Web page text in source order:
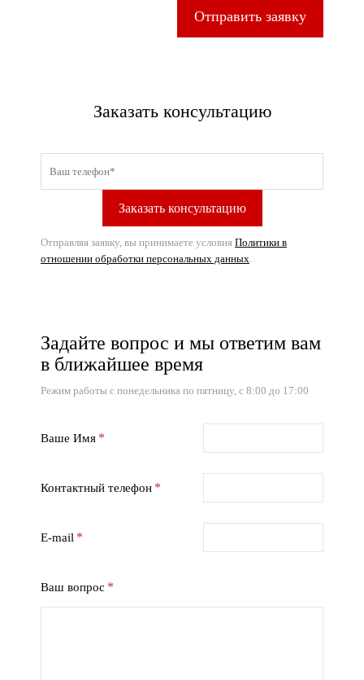
Отправить заявку
Заказать консультацию
Отправляя заявку, вы принимаете условия Политики в
отношении обработки персональных данных.
Задайте вопрос и мы ответим вам
в ближайшее время
Режим работы с понедельника по пятницу, с 8:00 до 17:00
Ваше Имя
Контактный телефон
E-mail
Ваш вопрос